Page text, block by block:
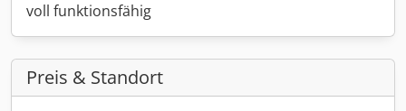
voll funktionsfähig
Preis & Standort